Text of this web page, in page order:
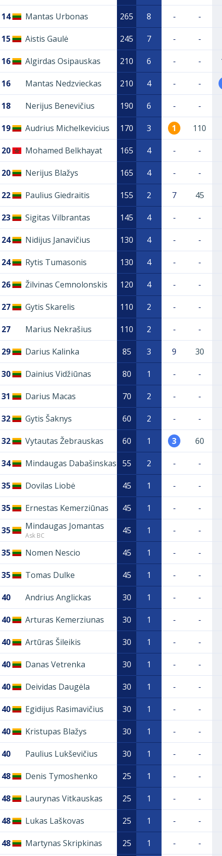
14 Mantas Urbonas 265 8 - -
15 Aistis Gaulė 245 7 - -
16 Algirdas Osipauskas 210 6 - -
16 Mantas Nedzvieckas 210 4 - -
18 Nerijus Benevičius 190 6 - -
19 Audrius Michelkevicius 170 3 1 110
20 Mohamed Belkhayat 165 4 - -
20 Nerijus Blažys 165 4 - -
22 Paulius Giedraitis 155 2 7 45
23 Sigitas Vilbrantas 145 4 - -
24 Nidijus Janavičius 130 4 - -
24 Rytis Tumasonis 130 4 - -
26 Žilvinas Cemnolonskis 120 4 - -
27 Gytis Skarelis 110 2 - -
27 Marius Nekrašius 110 2 - -
29 Darius Kalinka 85 3 9 30
30 Dainius Vidžiūnas 80 1 - -
31 Darius Macas 70 2 - -
32 Gytis Šaknys 60 2 - -
32 Vytautas Žebrauskas 60 1 3 60
34 Mindaugas Dabašinskas 55 2 - -
35 Dovilas Liobė 45 1 - -
35 Ernestas Kemerziūnas 45 1 - -
35 Mindaugas Jomantas
Ask BC 45 1 - -
35 Nomen Nescio 45 1 - -
35 Tomas Dulke 45 1 - -
40 Andrius Anglickas 30 1 - -
40 Arturas Kemerziunas 30 1 - -
40 Artūras Šileikis 30 1 - -
40 Danas Vetrenka 30 1 - -
40 Deividas Daugėla 30 1 - -
40 Egidijus Rasimavičius 30 1 - -
40 Kristupas Blažys 30 1 - -
40 Paulius Lukševičius 30 1 - -
48 Denis Tymoshenko 25 1 - -
48 Laurynas Vitkauskas 25 1 - -
48 Lukas Laškovas 25 1 - -
48 Martynas Skripkinas 25 1 - -